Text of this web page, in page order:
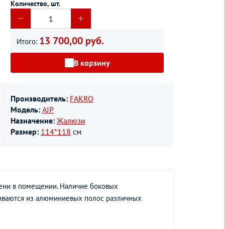
Количество, шт.
Итого: 13 700,00 руб.
В корзину
Производитель: FAKRO
Модель: AJP
Назначение: Жалюзи
Размер: 114*118 см
в помещении. Наличие боковых
из алюминиевых полос различных